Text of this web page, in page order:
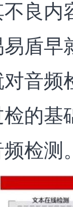
良内
盾早
音
的基
检测